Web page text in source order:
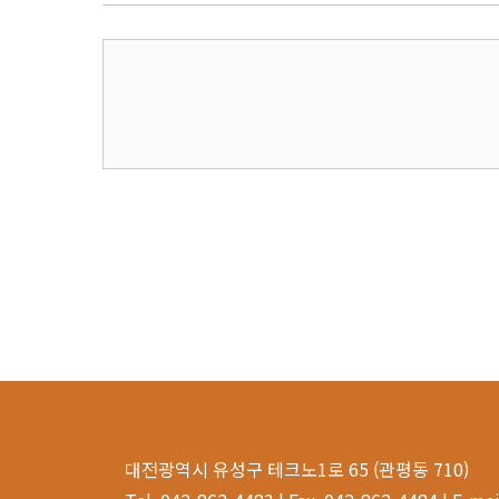
대전광역시 유성구 테크노1로 65 (관평동 710)